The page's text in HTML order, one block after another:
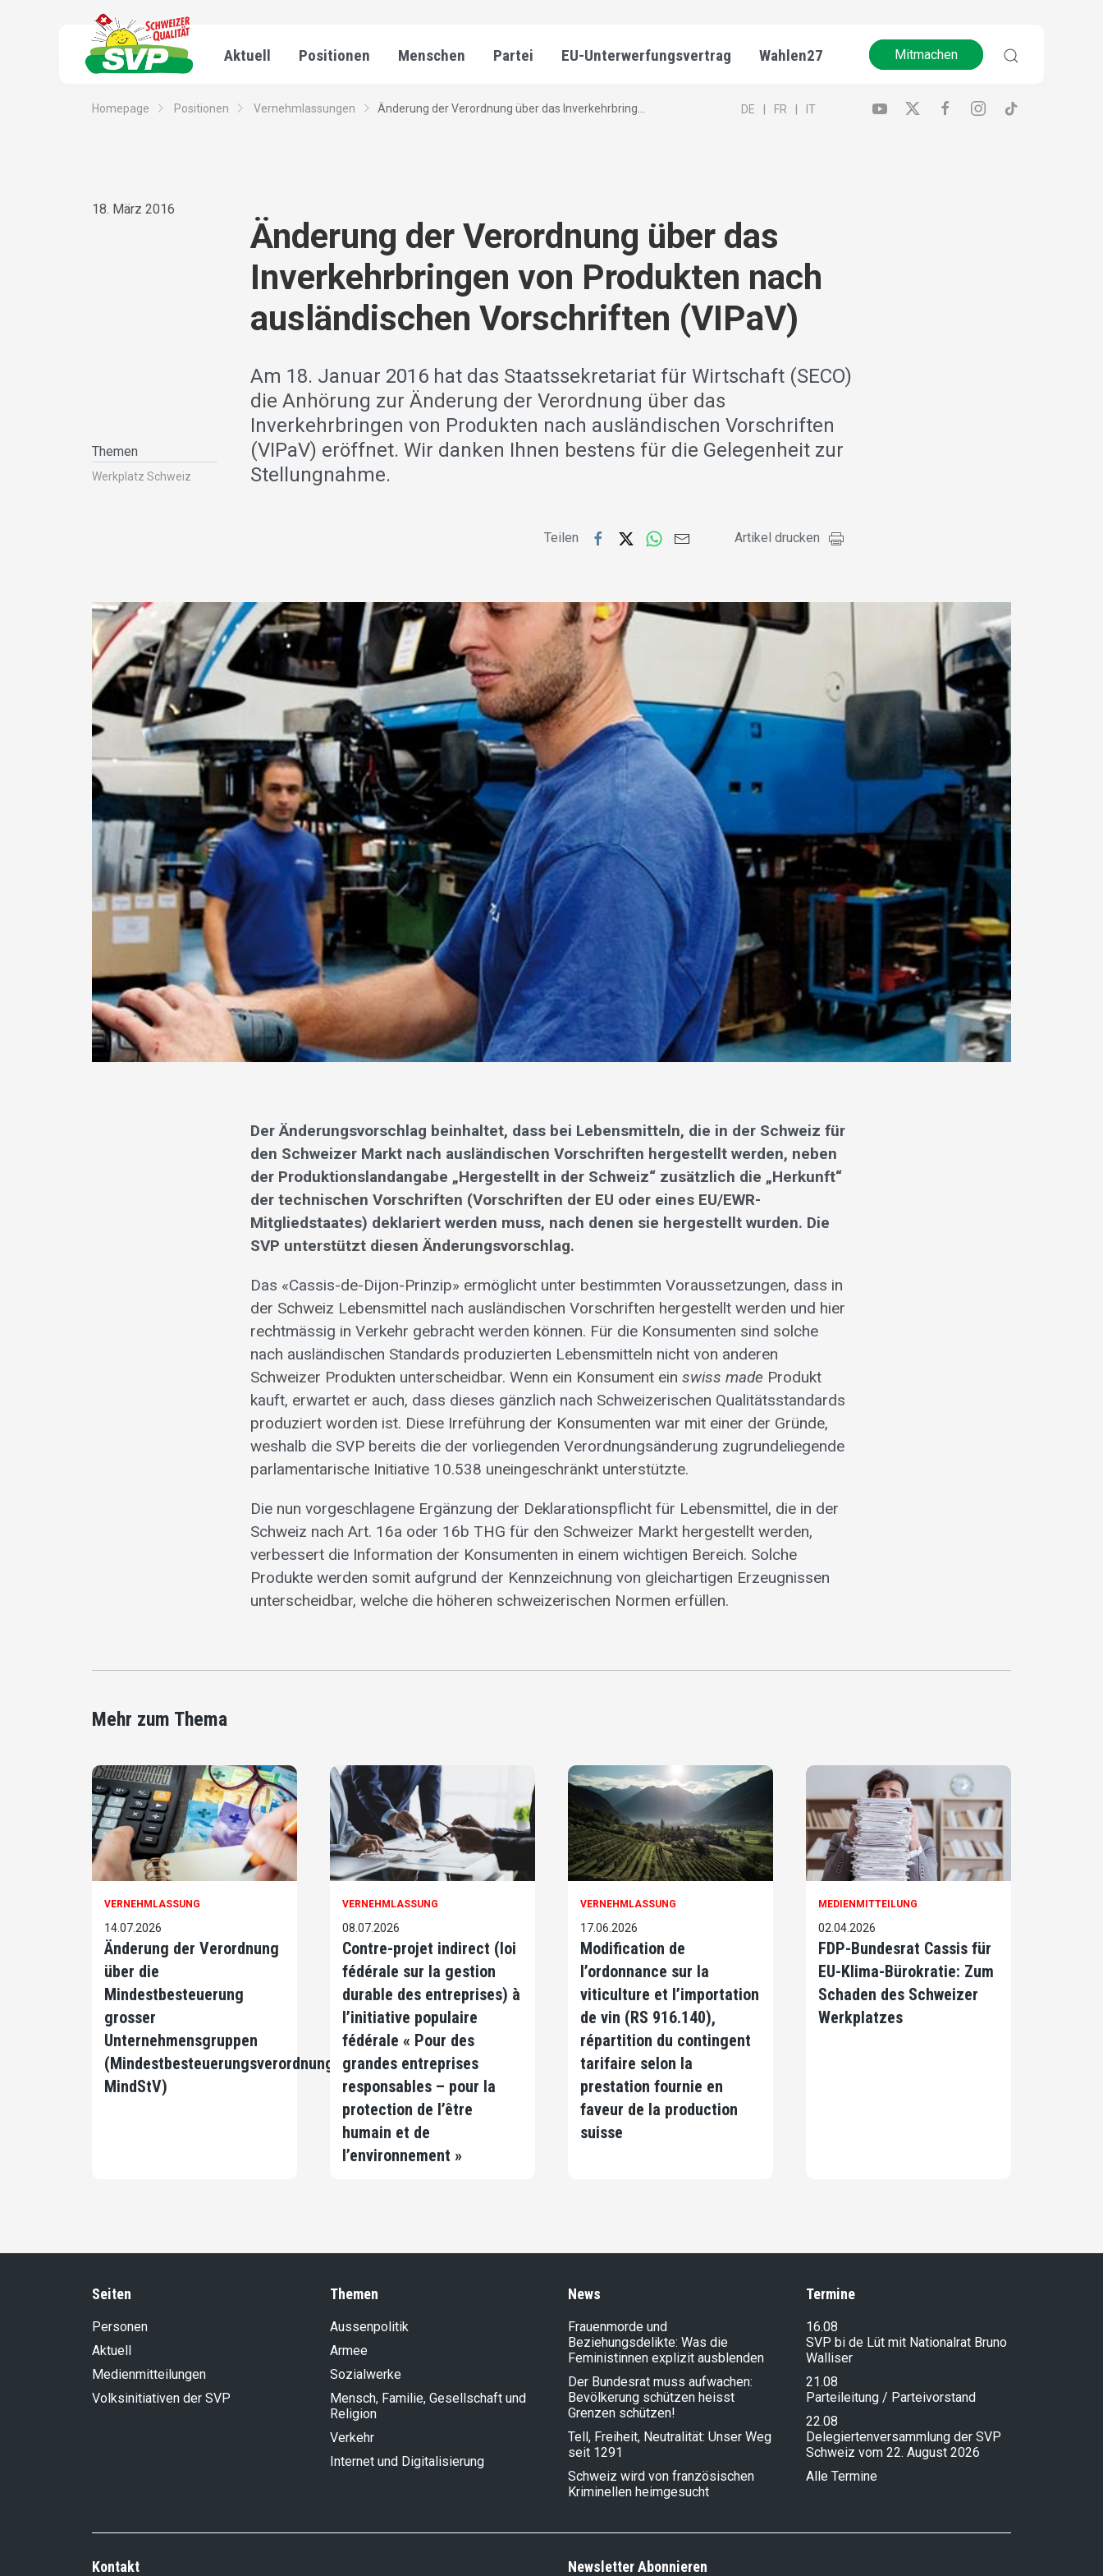
Aktuell Positionen Menschen Partei EU-Unterwerfungsvertrag Wahlen27 Mitmachen
Homepage Positionen Vernehmlassungen Änderung der Verordnung über das Inverkehrbring... DE FR IT
18. März 2016
Themen
Werkplatz Schweiz
Änderung der Verordnung über das
Inverkehrbringen von Produkten nach
ausländischen Vorschriften (VIPaV)
Am 18. Januar 2016 hat das Staatssekretariat für Wirtschaft (SECO)
die Anhörung zur Änderung der Verordnung über das
Inverkehrbringen von Produkten nach ausländischen Vorschriften
(VIPaV) eröffnet. Wir danken Ihnen bestens für die Gelegenheit zur
Stellungnahme.
Teilen Artikel drucken
Der Änderungsvorschlag beinhaltet, dass bei Lebensmitteln, die in der Schweiz für
den Schweizer Markt nach ausländischen Vorschriften hergestellt werden, neben
der Produktionslandangabe „Hergestellt in der Schweiz“ zusätzlich die „Herkunft“
der technischen Vorschriften (Vorschriften der EU oder eines EU/EWR-
Mitgliedstaates) deklariert werden muss, nach denen sie hergestellt wurden. Die
SVP unterstützt diesen Änderungsvorschlag.
Das «Cassis-de-Dijon-Prinzip» ermöglicht unter bestimmten Voraussetzungen, dass in
der Schweiz Lebensmittel nach ausländischen Vorschriften hergestellt werden und hier
rechtmässig in Verkehr gebracht werden können. Für die Konsumenten sind solche
nach ausländischen Standards produzierten Lebensmitteln nicht von anderen
Schweizer Produkten unterscheidbar. Wenn ein Konsument einswiss made Produkt
kauft, erwartet er auch, dass dieses gänzlich nach Schweizerischen Qualitätsstandards
produziert worden ist. Diese Irreführung der Konsumenten war mit einer der Gründe,
weshalb die SVP bereits die der vorliegenden Verordnungsänderung zugrundeliegende
parlamentarische Initiative 10.538 uneingeschränkt unterstützte.
Die nun vorgeschlagene Ergänzung der Deklarationspflicht für Lebensmittel, die in der
Schweiz nach Art. 16a oder 16b THG für den Schweizer Markt hergestellt werden,
verbessert die Information der Konsumenten in einem wichtigen Bereich. Solche
Produkte werden somit aufgrund der Kennzeichnung von gleichartigen Erzeugnissen
unterscheidbar, welche die höheren schweizerischen Normen erfüllen.
Mehr zum Thema
VERNEHMLASSUNG
14.07.2026
Änderung der Verordnung
über die
Mindestbesteuerung
grosser
Unternehmensgruppen
(Mindestbesteuerungsverordnung,
MindStV)
VERNEHMLASSUNG
08.07.2026
Contre-projet indirect (loi
fédérale sur la gestion
durable des entreprises) à
l’initiative populaire
fédérale « Pour des
grandes entreprises
responsables – pour la
protection de l’être
humain et de
l’environnement »
VERNEHMLASSUNG
17.06.2026
Modification de
l’ordonnance sur la
viticulture et l’importation
de vin (RS 916.140),
répartition du contingent
tarifaire selon la
prestation fournie en
faveur de la production
suisse
MEDIENMITTEILUNG
02.04.2026
FDP-Bundesrat Cassis für
EU-Klima-Bürokratie: Zum
Schaden des Schweizer
Werkplatzes
Seiten
Personen
Aktuell
Medienmitteilungen
Volksinitiativen der SVP
Themen
Aussenpolitik
Armee
Sozialwerke
Mensch, Familie, Gesellschaft und
Religion
Verkehr
Internet und Digitalisierung
News
Frauenmorde und
Beziehungsdelikte: Was die
Feministinnen explizit ausblenden
Der Bundesrat muss aufwachen:
Bevölkerung schützen heisst
Grenzen schützen!
Tell, Freiheit, Neutralität: Unser Weg
seit 1291
Schweiz wird von französischen
Kriminellen heimgesucht
Termine
16.08
SVP bi de Lüt mit Nationalrat Bruno
Walliser
21.08
Parteileitung / Parteivorstand
22.08
Delegiertenversammlung der SVP
Schweiz vom 22. August 2026
Alle Termine
Kontakt Newsletter Abonnieren